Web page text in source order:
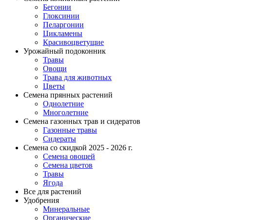
Бегонии
Глоксинии
Пеларгонии
Цикламены
Красивоцветущие
Урожайный подоконник
Травы
Овощи
Трава для животных
Цветы
Семена прянных растений
Однолетние
Многолетние
Семена газонных трав и сидератов
Газонные травы
Сидераты
Семена со скидкой 2025 - 2026 г.
Семена овощей
Семена цветов
Травы
Ягода
Все для растений
Удобрения
Минеральные
Органические